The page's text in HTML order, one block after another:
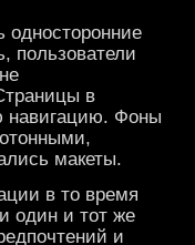
односторонние
пользователи
в
навигацию. Фоны
макеты.
в то время
один и тот же
и